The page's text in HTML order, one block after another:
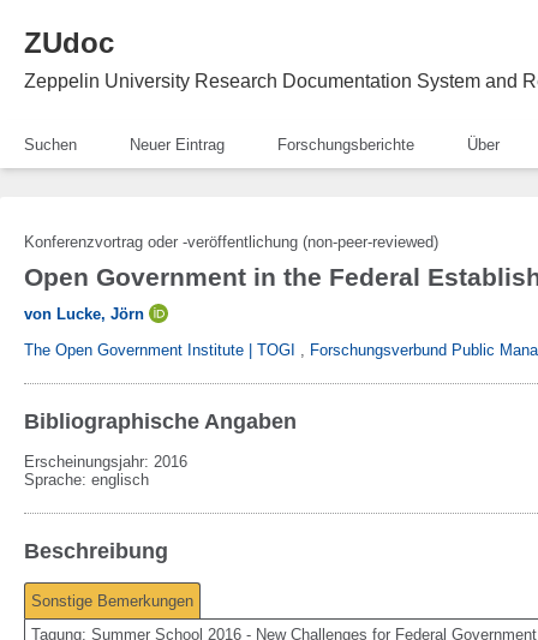
ZUdoc
Zeppelin University Research Documentation System and
Suchen Neuer Eintrag Forschungsberichte Über
Konferenzvortrag oder -veröffentlichung (non-peer-reviewed)
Open Government in the Federal
von Lucke, Jörn
The Open Government Institute | TOGI , Forschungsverbund Public
Bibliographische Angaben
Erscheinungsjahr: 2016
Sprache: englisch
Beschreibung
Sonstige Bemerkungen
Tagung: Summer School 2016 - New Challenges for Federal